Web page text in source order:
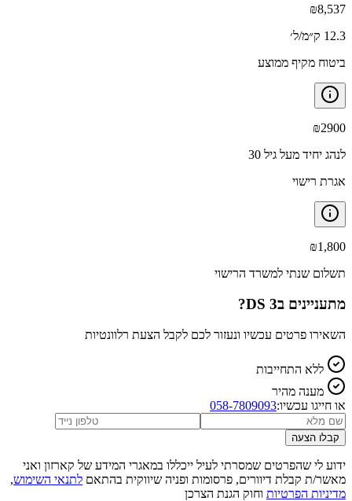
₪8,537
12.3 ק״מ/ל׳
ביטוח מקיף ממוצע
₪2900
לנהג יחיד מעל גיל 30
אגרת רישוי
₪1,800
תשלום שנתי למשרד הרישוי
מתעניינים בDS 3
?
השאירו פרטים עכשיו ונעזור לכם לקבל הצעת רלוונטיות
ללא התחייבות
מענה מהיר
או חייגו עכשיו:058-7809093
קבלו הצעה
ידוע לי שהפרטים שמסרתי לעיל ייכללו במאגרי המידע של קארזון ואני
מאשר/ת קבלת דיוורים, פרסומות ופניה שיווקית בהתאם לתנאי השימוש,
מדיניות הפרטיות וחוק הגנת הצרכן